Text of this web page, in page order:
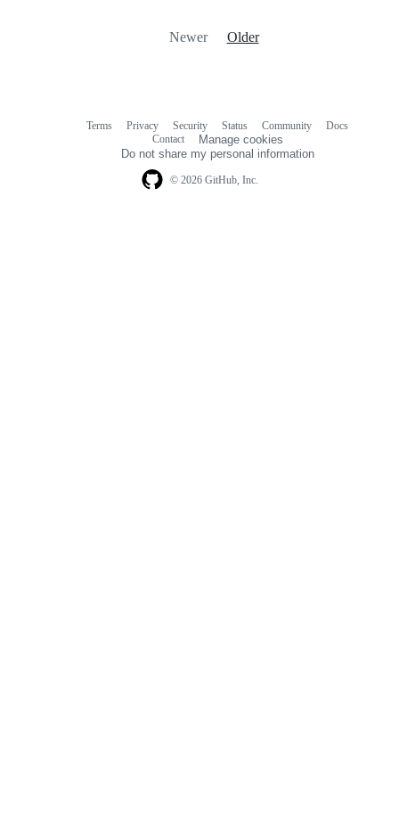
Newer Older
© 2026 GitHub, Inc.
Terms Privacy Security Status Community
Docs
Contact
Manage cookies
Do not share my personal information